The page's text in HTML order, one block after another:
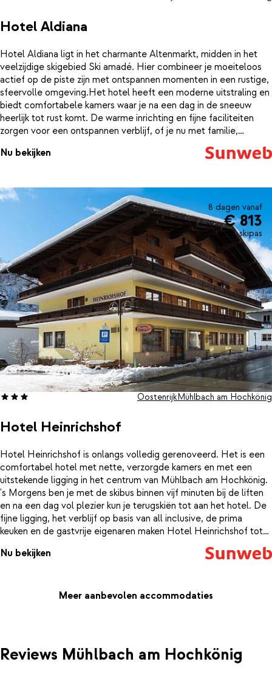
Hotel Aldiana
Hotel Aldiana ligt in het charmante Altenmarkt, midden in het
veelzijdige skigebied Ski amadé. Hier combineer je moeiteloos
actief op de piste zijn met ontspannen momenten in een rustige,
sfeervolle omgeving.Het hotel heeft een moderne uitstraling en
biedt comfortabele kamers waar je na een dag in de sneeuw
heerlijk tot rust komt. De warme inrichting en fijne faciliteiten
zorgen voor een ontspannen verblijf, of je nu met familie,
wellnesscenter dé plek om op te warmen. Laat je spieren
voor een drankje of een ontspannen avond.
Nu bekijken
8 dagen vanaf
€ 813
incl. skipas
Hotel Heinrichshof
OostenrijkMühlbach am Hochkönig
Hotel Heinrichshof is onlangs volledig gerenoveerd. Het is een
comfortabel hotel met nette, verzorgde kamers en met een
uitstekende ligging in het centrum van Mühlbach am Hochkönig.
's Morgens ben je met de skibus binnen vijf minuten bij de liften
en na een dag vol plezier kun je terugskiën tot aan het hotel. De
fijne ligging, het verblijf op basis van all inclusive, de prima
keuken en de gastvrije eigenaren maken Hotel Heinrichshof tot
een fijne uitvalsbasis voor een geweldige wintersportvakantie!
Nu bekijken
Meer aanbevolen accommodaties
Reviews Mühlbach am Hochkönig